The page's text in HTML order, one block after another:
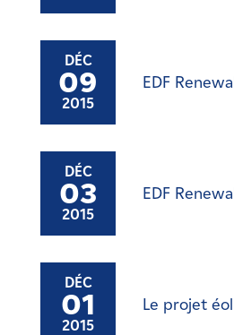
DÉC
09
2015
EDF
DÉC
03
2015
EDF
DÉC
01
2015
Le projet